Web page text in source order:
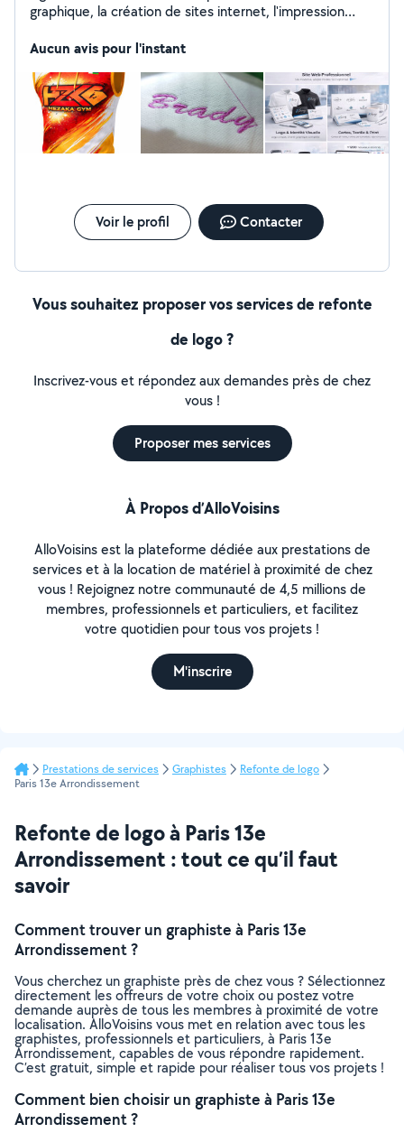
graphique, la création de sites internet, l'impression
Aucun avis pour l'instant
Voir le profil Contacter
Vous souhaitez proposer vos services de refonte
de logo ?
Inscrivez-vous et répondez aux demandes près de chez
vous !
Proposer mes services
À Propos d’AlloVoisins
AlloVoisins est la plateforme dédiée aux prestations de
services et à la location de matériel à proximité de chez
vous ! Rejoignez notre communauté de 4,5 millions de
membres, professionnels et particuliers, et facilitez
votre quotidien pour tous vos projets !
M'inscrire
Prestations de services Graphistes
Refonte de logo
Paris 13e Arrondissement
Refonte de logo à Paris 13e
Arrondissement : tout ce qu’il faut
savoir
Comment trouver un graphiste à Paris 13e
Arrondissement ?
Vous cherchez un graphiste près de chez vous ? Sélectionnez
directement les offreurs de votre choix ou postez votre
demande auprès de tous les membres à proximité de votre
localisation. AlloVoisins vous met en relation avec tous les
graphistes, professionnels et particuliers, à Paris 13e
Arrondissement, capables de vous répondre rapidement.
C’est gratuit, simple et rapide pour réaliser tous vos projets !
Comment bien choisir un graphiste à Paris 13e
Arrondissement ?